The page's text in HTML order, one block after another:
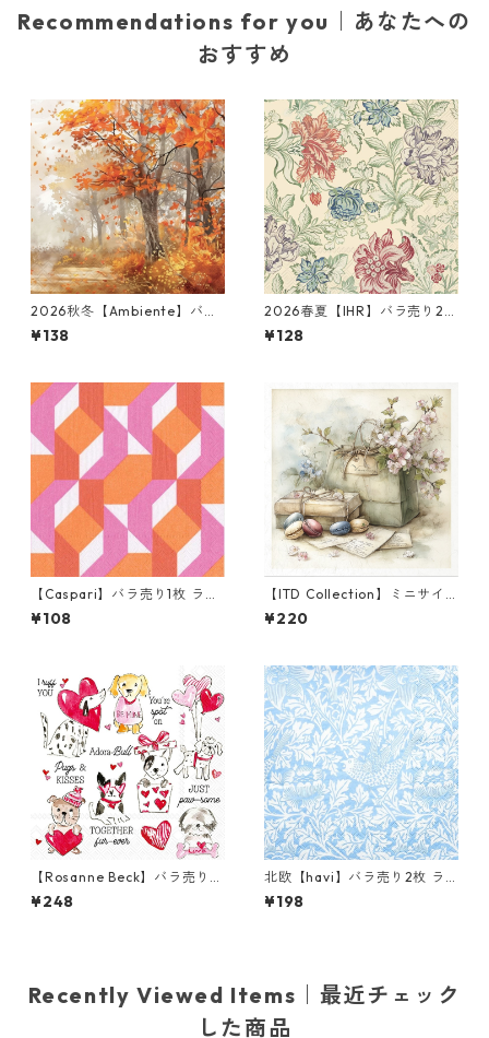
Recommendations for you｜あなたへの
おすすめ
2026秋冬【Ambiente】バラ
売り2枚 ランチサイズ ペーパ
ーナプキン Autumn Tree オ
¥138
2026春夏【IHR】バラ売り2枚
ランチサイズ ペーパーナプキ
ン ROCOCO SILK クリーム V
¥128
【Caspari】バラ売り1枚 ラン
チサイズ ペーパーナプキン C
OLOR THEORY ピンク
¥108
【ITD Collection】ミニサイ
ズ ライスペーパー RSM2443
デコパージュ
¥220
【Rosanne Beck】バラ売り2
枚 カクテルサイズ ペーパーナ
プキン Pugs & Kisses ホワイ
¥248
北欧【havi】バラ売り2枚 ラ
ンチサイズ ペーパーナプキン
Bird & Anemone ライトブル
¥198
Recently Viewed Items｜最近チェック
した商品